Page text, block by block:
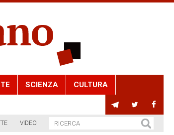
SCIENZA CULTURA
VIDEO